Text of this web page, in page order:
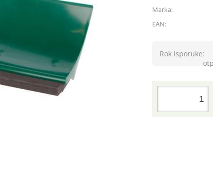
Marka:
EAN:
Rok isporuke: